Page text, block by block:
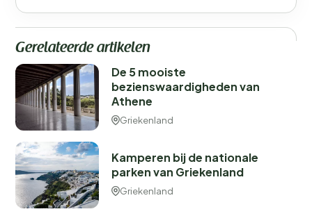
Gerelateerde artikelen
De 5 mooiste
bezienswaardigheden van
Athene
Griekenland
Kamperen bij de nationale
parken van Griekenland
Griekenland